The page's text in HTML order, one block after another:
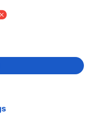
ochrona danych
zgodności
Product Recalls